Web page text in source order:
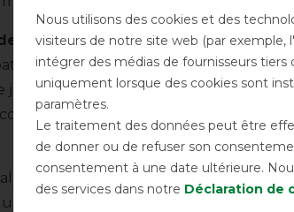
sous-couverture
avec tous les quilts et coolers.
et la bande Velcro pour la partie
et de la sous-couverture est possible.
disponible dans notre boutique
une encolure plus haute) et en tant
Nous utilisons des cookies et des
visiteurs de notre site web (par exemple,
intégrer des médias de fournisseurs
uniquement lorsque des cookies sont
paramètres.
Le traitement des données peut être
de donner ou de refuser son
consentement à une date ultérieure.
des services dans notre Déclaration de